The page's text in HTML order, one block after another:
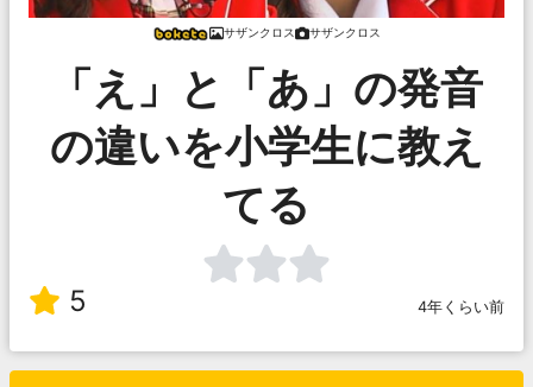
サザンクロス サザンクロス
「え」と「あ」の発音
の違いを小学生に教え
てる
5 4年くらい前